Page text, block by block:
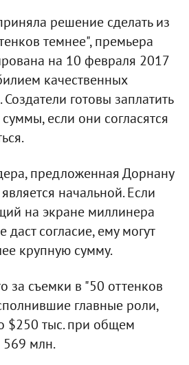
решение сделать из
темнее", премьера
на 10 февраля 2017
качественных
готовы заплатить
если они согласятся
предложенная Дорнану
начальной. Если
на экране миллинера
даст согласие, ему могут
крупную сумму.
за съемки в "50 оттенков
главные роли,
$250 тыс. при общем
569 млн.